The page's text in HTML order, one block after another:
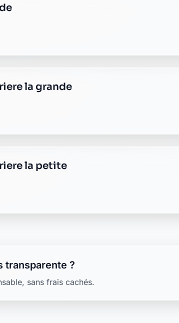
la grande
la petite
transparente ?
sans frais cachés.